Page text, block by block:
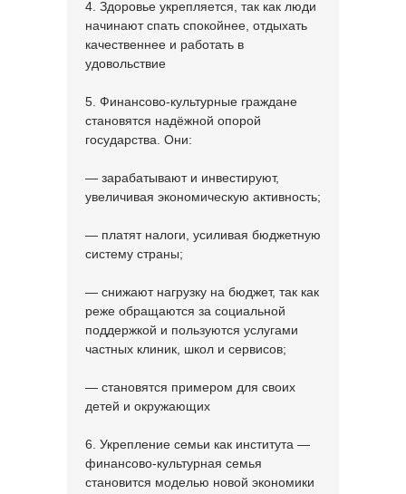
4. Здоровье укрепляется, так как люди
начинают спать спокойнее, отдыхать
качественнее и работать в
удовольствие
5. Финансово-культурные граждане
становятся надёжной опорой
государства. Они:
— зарабатывают и инвестируют,
увеличивая экономическую активность;
— платят налоги, усиливая бюджетную
систему страны;
— снижают нагрузку на бюджет, так как
реже обращаются за социальной
поддержкой и пользуются услугами
частных клиник, школ и сервисов;
— становятся примером для своих
детей и окружающих
6. Укрепление семьи как института —
финансово-культурная семья
становится моделью новой экономики